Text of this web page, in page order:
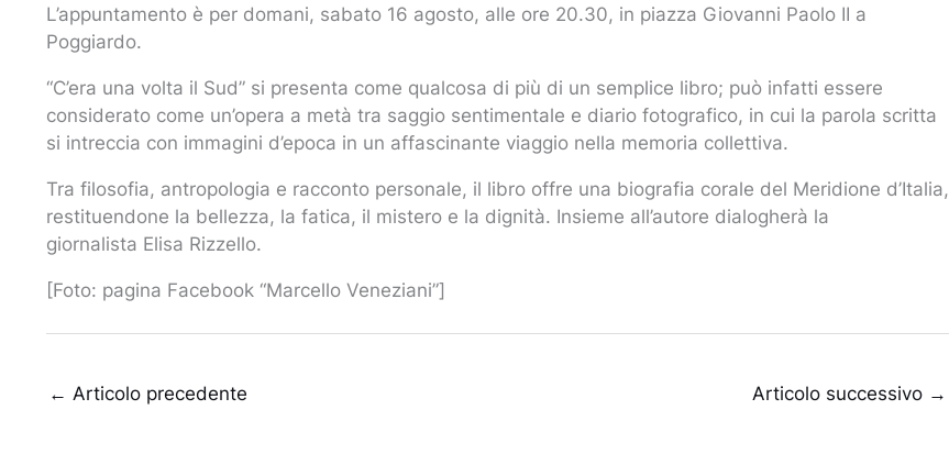
L’appuntamento è per domani, sabato 16 agosto, alle ore 20.30, in piazza Giovanni Paolo II a
Poggiardo.
“C’era una volta il Sud” si presenta come qualcosa di più di un semplice libro; può infatti essere
considerato come un’opera a metà tra saggio sentimentale e diario fotografico, in cui la parola scritta
si intreccia con immagini d’epoca in un affascinante viaggio nella memoria collettiva.
Tra filosofia, antropologia e racconto personale, il libro offre una biografia corale del Meridione d’Italia,
restituendone la bellezza, la fatica, il mistero e la dignità. Insieme all’autore dialogherà la
giornalista Elisa Rizzello.
[Foto: pagina Facebook “Marcello Veneziani”]
← Articolo precedente Articolo successivo →